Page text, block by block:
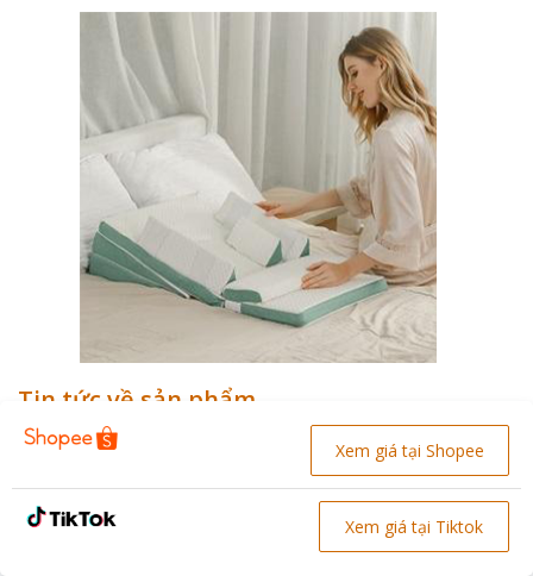
Xem giá tại Shopee
Xem giá tại Tiktok
Tin tức về sản phẩm
phổ biến hiện nay
Các loại ruột gối
chống bẹp đầu
phổ biến hiện nay
Review gối chống